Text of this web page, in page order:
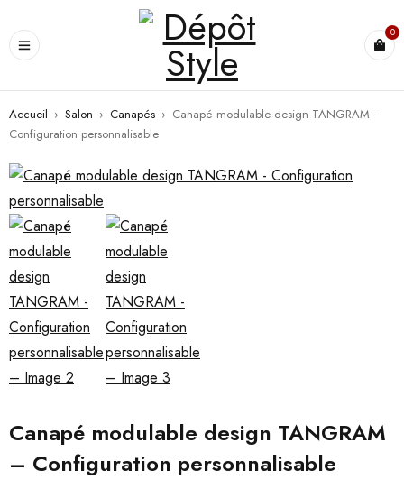
0
Accueil › Salon › Canapés › Canapé modulable design TANGRAM –
Configuration personnalisable
Canapé modulable design TANGRAM
– Configuration personnalisable